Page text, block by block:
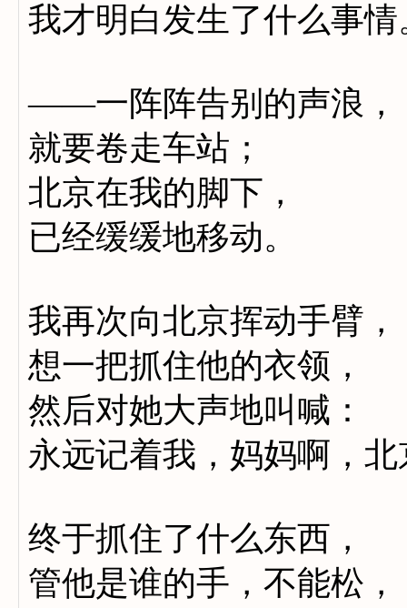
我才明白发生了什么事情
——一阵阵告别的声浪，
就要卷走车站；
北京在我的脚下，
已经缓缓地移动。
我再次向北京挥动手臂，
想一把抓住他的衣领，
然后对她大声地叫喊：
永远记着我，妈妈啊，北
终于抓住了什么东西，
管他是谁的手，不能松，